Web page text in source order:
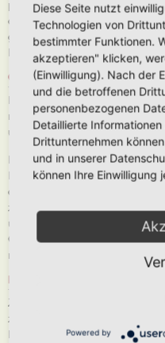
phpBB-Software fragt dich
deiner E-Mail-Adresse und
generiertes Passwort an diese
Board zugreifen kannst.
GESTATTUNG DER
Du gestattest dem Betreiber,
näher spezifizierten Daten zu
und anbieten zu können.
Darüber hinaus ist der
Interessenabwägung
den Interessen Dritter,
zusammen mit deiner IP-
übermittelter Browser-
Gefahrenabwehr oder zur
notwendig ist.
Zweck eines Boards ist es,
zu ermöglichen. Du bist dir
Profils und die von dir
Diese Seite nutzt
Technologien von
bestimmter Funktionen.
akzeptieren" klicken,
(Einwilligung). Nach der
und die betroffenen
personenbezogenen
Detaillierte
Drittunternehmen
und in unserer
können Ihre Einwilligung
Powered by